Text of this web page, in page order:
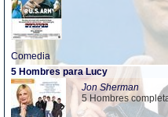
Comedia
5 Hombres para Lucy
Jon Sherman
5 Hombres